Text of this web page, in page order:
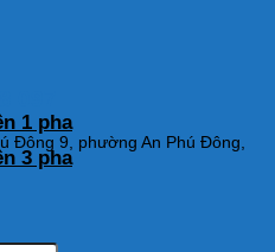
097
Đông 9, phường An Phú Đông,
1 pha
3 pha